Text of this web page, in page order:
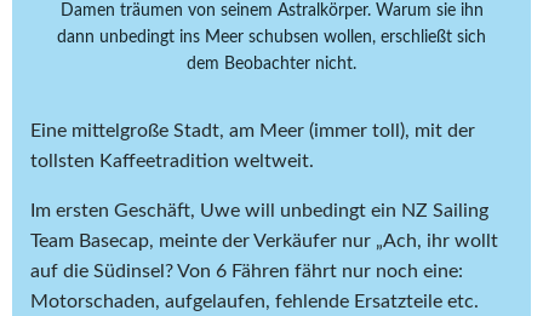
Damen träumen von seinem Astralkörper. Warum sie ihn
dann unbedingt ins Meer schubsen wollen, erschließt sich
dem Beobachter nicht.
Eine mittelgroße Stadt, am Meer (immer toll), mit der
tollsten Kaffeetradition weltweit.
Im ersten Geschäft, Uwe will unbedingt ein NZ Sailing
Team Basecap, meinte der Verkäufer nur „Ach, ihr wollt
auf die Südinsel? Von 6 Fähren fährt nur noch eine:
Motorschaden, aufgelaufen, fehlende Ersatzteile etc.